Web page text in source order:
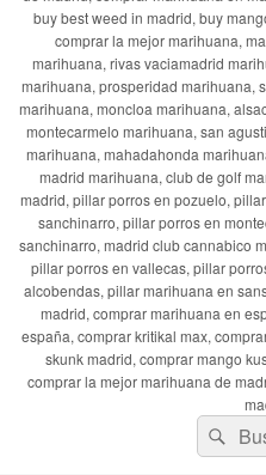
buy best weed in madrid, buy
comprar la mejor marihuana,
marihuana, rivas vaciamadrid
marihuana, prosperidad marihuana,
marihuana, moncloa marihuana,
montecarmelo marihuana, san
marihuana, mahadahonda
madrid marihuana, club de golf
madrid, pillar porros en pozuelo,
sanchinarro, pillar porros en
sanchinarro, madrid club cannabico
pillar porros en vallecas, pillar
alcobendas, pillar marihuana en
madrid, comprar marihuana en
españa, comprar kritikal max,
skunk madrid, comprar mango
comprar la mejor marihuana de
Buscar
por: